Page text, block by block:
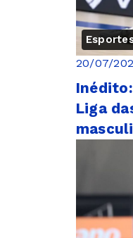
20/07/
Liga